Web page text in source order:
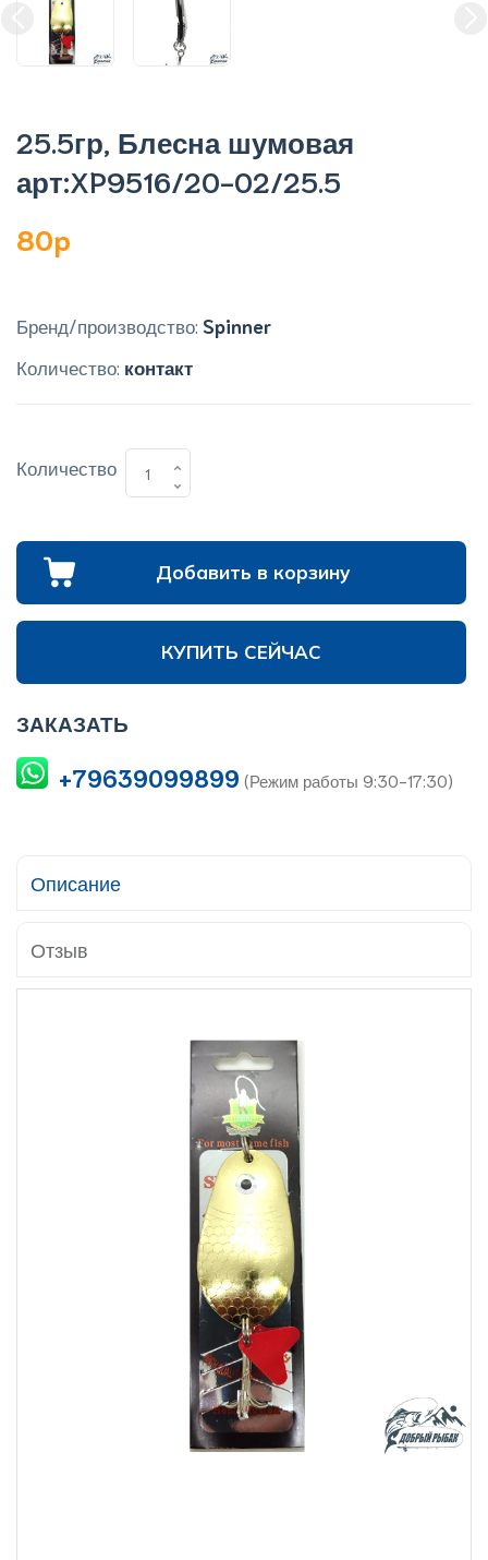
25.5гр, Блесна шумовая
арт:XP9516/20-02/25.5
80p
Бренд/производство: Spinner
Количество: контакт
Количество
Добавить в корзину
КУПИТЬ СЕЙЧАС
ЗАКАЗАТЬ
+79639099899 (Режим работы 9:30-17:30)
Описание
Отзыв